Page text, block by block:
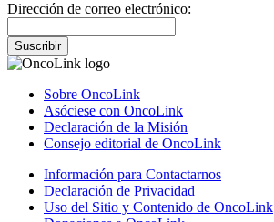
Dirección de correo electrónico:
Suscribir
Sobre OncoLink
Asóciese con OncoLink
Declaración de la Misión
Consejo editorial de OncoLink
Información para Contactarnos
Declaración de Privacidad
Uso del Sitio y Contenido de OncoLink